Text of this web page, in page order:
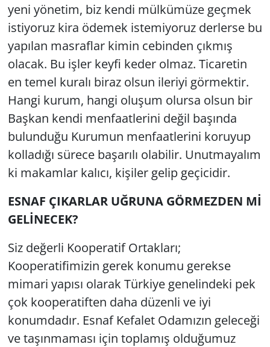
yeni yönetim, biz kendi mülkümüze geçmek
istiyoruz kira ödemek istemiyoruz derlerse bu
yapılan masraflar kimin cebinden çıkmış
olacak. Bu işler keyfi keder olmaz. Ticaretin
en temel kuralı biraz olsun ileriyi görmektir.
Hangi kurum, hangi oluşum olursa olsun bir
Başkan kendi menfaatlerini değil başında
bulunduğu Kurumun menfaatlerini koruyup
kolladığı sürece başarılı olabilir. Unutmayalım
ki makamlar kalıcı, kişiler gelip geçicidir.
ESNAF ÇIKARLAR UĞRUNA GÖRMEZDEN Mİ
GELİNECEK?
Siz değerli Kooperatif Ortakları;
Kooperatifimizin gerek konumu gerekse
mimari yapısı olarak Türkiye genelindeki pek
çok kooperatiften daha düzenli ve iyi
konumdadır. Esnaf Kefalet Odamızın geleceği
ve taşınmaması için toplamış olduğumuz